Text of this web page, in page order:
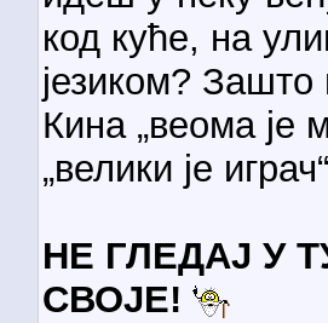
код куће, на
језиком?
Кина „веома је
„велики је
НЕ ГЛЕДАЈ У
СВОЈЕ!